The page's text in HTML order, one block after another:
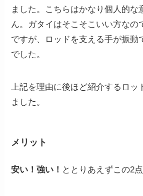
ました。こちらはかなり個人的な
ん。ガタイはそこそこいい方なの
ですが、ロッドを支える手が振動
でした。
上記を理由に後ほど紹介するロッ
ました。
メリット
安い！強い！ ととりあえずこの2点